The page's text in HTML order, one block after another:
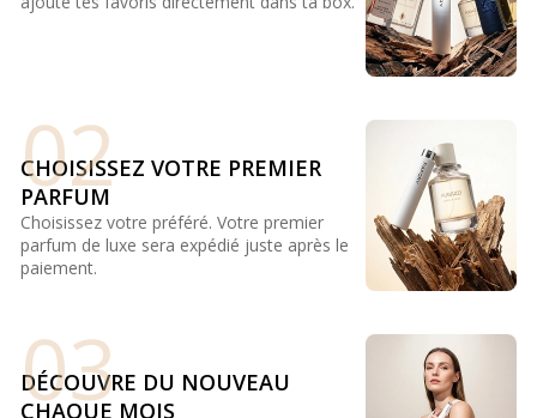
02
CHOISISSEZ VOTRE PREMIER
PARFUM
Choisissez votre préféré. Votre premier
parfum de luxe sera expédié juste après le
paiement.
03
DÉCOUVRE DU NOUVEAU
CHAQUE MOIS